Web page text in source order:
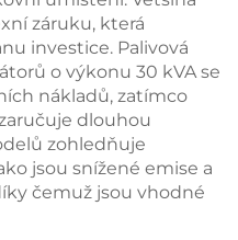
záruku, která
investice. Palivová
o výkonu 30 kVA se
nákladů, zatímco
dlouhou
zohledňuje
jsou snížené emise a
čemuž jsou vhodné